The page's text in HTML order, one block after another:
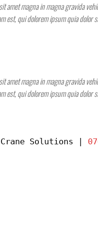
amet magna in magna gravida
est, qui dolorem ipsum quia
amet magna in magna gravida
est, qui dolorem ipsum quia
Crane Solutions |